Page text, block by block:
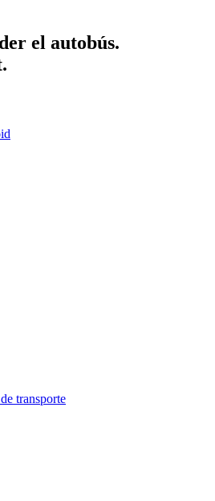
el autobús.
transporte